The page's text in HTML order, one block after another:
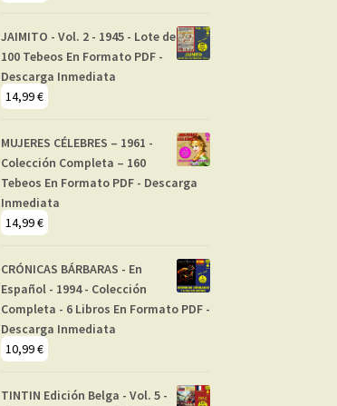
JAIMITO - Vol. 2 - 1945 - Lote de
100 Tebeos En Formato PDF -
Descarga Inmediata
14,99€
MUJERES CÉLEBRES – 1961 -
Colección Completa – 160
Tebeos En Formato PDF - Descarga
Inmediata
14,99€
CRÓNICAS BÁRBARAS - En
Español - 1994 - Colección
Completa - 6 Libros En Formato PDF -
Descarga Inmediata
10,99€
TINTIN Edición Belga - Vol. 5 -